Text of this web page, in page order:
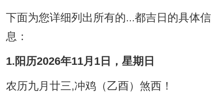
下面为您详细列出所有的...都吉日的具体信
息：
1.阳历2026年11月1日，星期日
农历九月廿三,冲鸡（乙酉）煞西！